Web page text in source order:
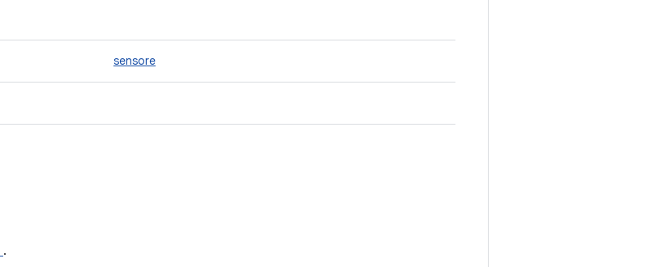
sensore
.